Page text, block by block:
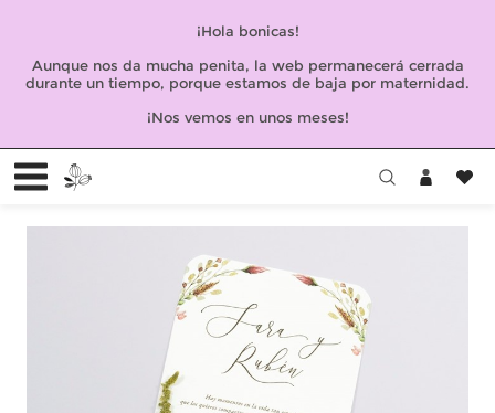
¡Hola bonicas!
Aunque nos da mucha penita, la web permanecerá cerrada
durante un tiempo, porque estamos de baja por maternidad.
¡Nos vemos en unos meses!